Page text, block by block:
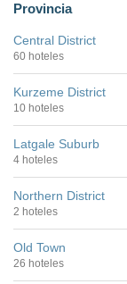
Provincia
Central District
60 hoteles
Kurzeme District
10 hoteles
Latgale Suburb
4 hoteles
Northern District
2 hoteles
Old Town
26 hoteles